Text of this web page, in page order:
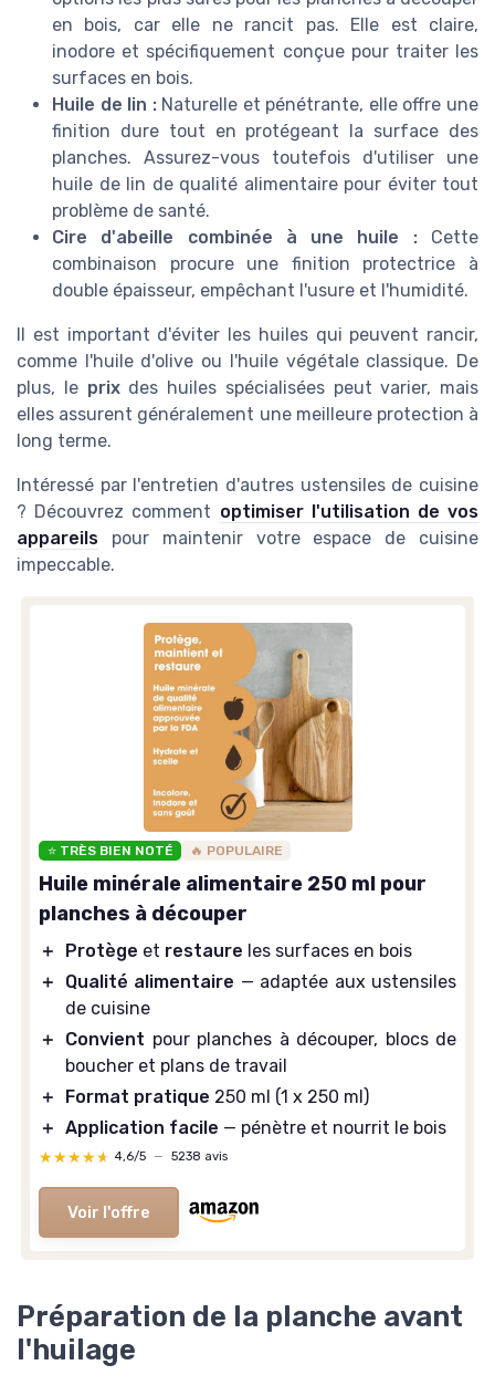
en bois, car elle ne rancit pas. Elle est claire,
inodore et spécifiquement conçue pour traiter les
surfaces en bois.
Huile de lin :Naturelle et pénétrante, elle offre une
finition dure tout en protégeant la surface des
planches. Assurez-vous toutefois d'utiliser une
huile de lin de qualité alimentaire pour éviter tout
problème de santé.
Cire d'abeille combinée à une huile :Cette
combinaison procure une finition protectrice à
double épaisseur, empêchant l'usure et l'humidité.
Il est important d'éviter les huiles qui peuvent rancir,
comme l'huile d'olive ou l'huile végétale classique. De
plus, le prixdes huiles spécialisées peut varier, mais
elles assurent généralement une meilleure protection à
long terme.
Intéressé par l'entretien d'autres ustensiles de cuisine
? Découvrez comment optimiser l'utilisation de vos
appareils pour maintenir votre espace de cuisine
impeccable.
⭐ TRÈS BIEN NOTÉ 🔥 POPULAIRE
Huile minérale alimentaire 250 ml pour
planches à découper
＋ Protège et restaure les surfaces en bois
＋
Qualité alimentaire — adaptée aux ustensiles
de cuisine
＋
Convient pour planches à découper, blocs de
boucher et plans de travail
＋
Format pratique 250 ml (1 x 250 ml)
＋ Application facile — pénètre et nourrit le bois
★★★★★
★★★★★ 4,6/5 — 5238 avis
Voir l'offre
Préparation de la planche avant
l'huilage